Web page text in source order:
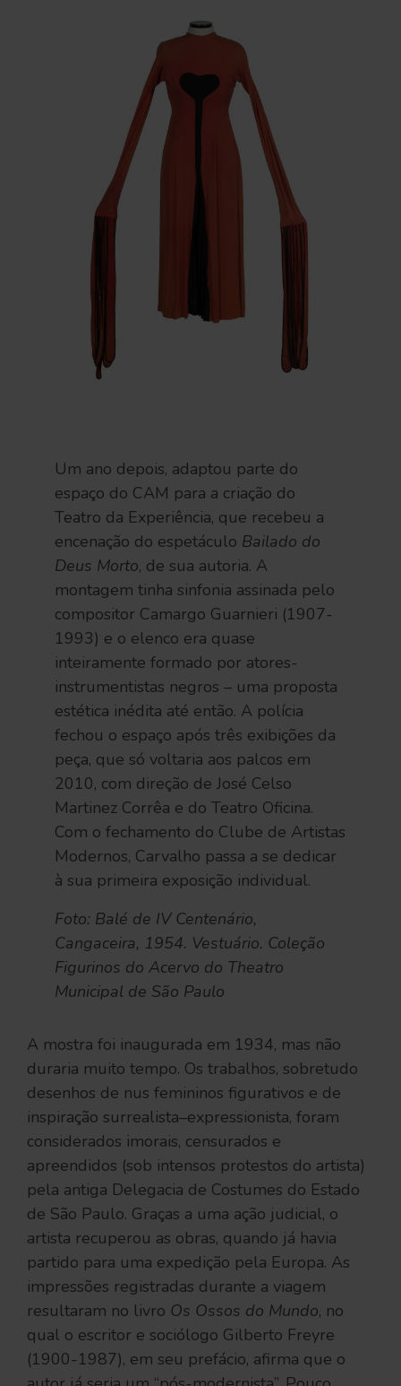
Um ano depois, adaptou parte do
espaço do CAM para a criação do
Teatro da Experiência, que recebeu a
encenação do espetáculo Bailado do
Deus Morto, de sua autoria. A
montagem tinha sinfonia assinada pelo
compositor Camargo Guarnieri (1907-
1993) e o elenco era quase
inteiramente formado por atores-
instrumentistas negros – uma proposta
estética inédita até então. A polícia
fechou o espaço após três exibições da
peça, que só voltaria aos palcos em
2010, com direção de José Celso
Martinez Corrêa e do Teatro Oficina.
Com o fechamento do Clube de Artistas
Modernos, Carvalho passa a se dedicar
à sua primeira exposição individual.
Foto: Balé de IV Centenário,
Cangaceira, 1954. Vestuário. Coleção
Figurinos do Acervo do Theatro
Municipal de São Paulo
A mostra foi inaugurada em 1934, mas não
duraria muito tempo. Os trabalhos, sobretudo
desenhos de nus femininos figurativos e de
inspiração surrealista–expressionista, foram
considerados imorais, censurados e
apreendidos (sob intensos protestos do artista)
pela antiga Delegacia de Costumes do Estado
de São Paulo. Graças a uma ação judicial, o
artista recuperou as obras, quando já havia
partido para uma expedição pela Europa. As
impressões registradas durante a viagem
resultaram no livro Os Ossos do Mundo, no
qual o escritor e sociólogo Gilberto Freyre
(1900-1987), em seu prefácio, afirma que o